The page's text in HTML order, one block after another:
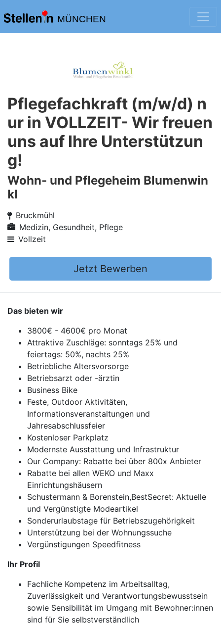
MÜNCHEN
Pflegefachkraft (m/w/d) n
ur in VOLLZEIT- Wir freuen
uns auf Ihre Unterstützun
g!
Wohn- und Pflegeheim Blumenwin
kl
Bruckmühl
Medizin, Gesundheit, Pflege
Vollzeit
Jetzt Bewerben
Das bieten wir
3800€ - 4600€ pro Monat
Attraktive Zuschläge: sonntags 25% und
feiertags: 50%, nachts 25%
Betriebliche Altersvorsorge
Betriebsarzt oder -ärztin
Business Bike
Feste, Outdoor Aktivitäten,
Informationsveranstaltungen und
Jahresabschlussfeier
Kostenloser Parkplatz
Modernste Ausstattung und Infrastruktur
Our Company: Rabatte bei über 800x Anbieter
Rabatte bei allen WEKO und Maxx
Einrichtungshäusern
Schustermann & Borenstein,BestSecret: Aktuelle
und Vergünstigte Modeartikel
Sonderurlaubstage für Betriebszugehörigkeit
Unterstützung bei der Wohnungssuche
Vergünstigungen Speedfitness
Ihr Profil
Fachliche Kompetenz im Arbeitsalltag,
Zuverlässigkeit und Verantwortungsbewusstsein
sowie Sensibilität im Umgang mit Bewohner:innen
sind für Sie selbstverständlich